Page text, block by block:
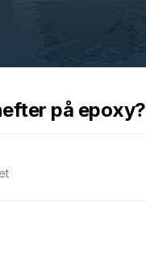
på epoxy?